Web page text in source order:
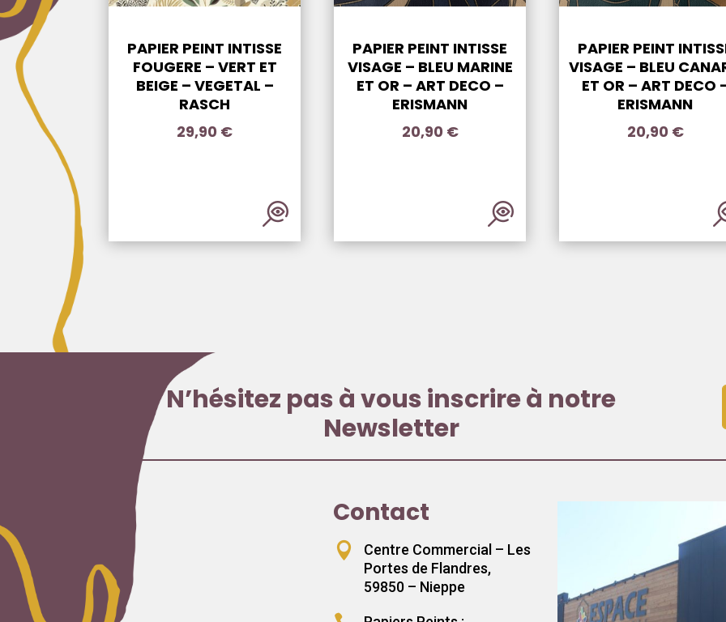
PAPIER PEINT INTISSE
FOUGERE – VERT ET
BEIGE – VEGETAL –
RASCH
29,90 €
PAPIER PEINT INTISSE
VISAGE – BLEU MARINE
ET OR – ART DECO –
ERISMANN
20,90 €
PAPIER PEINT
VISAGE – BLEU
ET OR – ART DECO
ERISMANN
20,90 €
N’hésitez pas à vous inscrire à notre
Newsletter
Contact

Centre Commercial – Les
Portes de Flandres,
59850 – Nieppe